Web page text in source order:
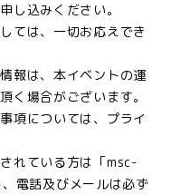
し込みください。
ては、一切お応えでき
報は、本イベントの運
く場合がございます。
項については、プライ
れている方は「msc-
電話及びメールは必ず